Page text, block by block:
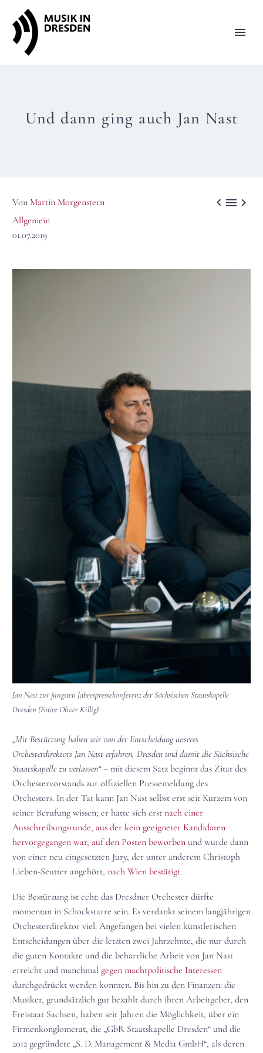
Und dann ging auch Jan Nast
  
Von Martin Morgenstern
Allgemein
01.07.2019
Jan Nast zur jüngsten Jahrespressekonferenz der Sächsischen Staatskapelle
Dresden (Fotos: Oliver Killig)
„Mit Bestürzung haben wir von der Entscheidung unseres
Orchesterdirektors Jan Nast erfahren, Dresden und damit die Sächsische
Staatskapelle zu verlassen“– mit diesem Satz beginnt das Zitat des
Orchestervorstands zur offiziellen Pressemeldung des
Orchesters. In der Tat kann Jan Nast selbst erst seit Kurzem von
seiner Berufung wissen; er hatte sich erst nach einer
Ausschreibungsrunde, aus der kein geeigneter Kandidaten
hervorgegangen war, auf den Posten beworben und wurde dann
von einer neu eingesetzten Jury, der unter anderem Christoph
Lieben-Seutter angehört, nach Wien bestätigt.
Die Bestürzung ist echt: das Dresdner Orchester dürfte
momentan in Schockstarre sein. Es verdankt seinem langjährigen
Orchesterdirektor viel. Angefangen bei vielen künstlerischen
Entscheidungen über die letzten zwei Jahrzehnte, die nur durch
die guten Kontakte und die beharrliche Arbeit von Jan Nast
erreicht und manchmal gegen machtpolitische Interessen
durchgedrückt werden konnten. Bis hin zu den Finanzen: die
Musiker, grundsätzlich gut bezahlt durch ihren Arbeitgeber, den
Freistaat Sachsen, haben seit Jahren die Möglichkeit, über ein
Firmenkonglomerat, die „GbR Staatskapelle Dresden“ und die
2012 gegründete „S. D. Management & Media GmbH“, als deren